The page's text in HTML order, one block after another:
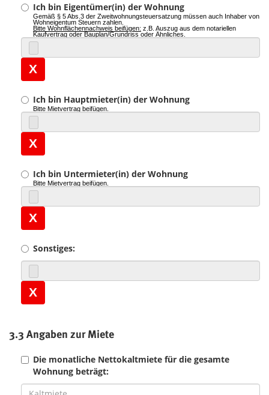
Ich bin Eigentümer(in) der Wohnung
Gemäß § 5 Abs.3 der Zweitwohnungsteuersatzung müssen auch Inhaber von
Wohneigentum Steuern zahlen.
Bitte Wohnflächennachweis beifügen: z.B. Auszug aus dem notariellen
KaufvertragoderBauplan/Grundrissoder Ähnliches.
X
Ich bin Hauptmieter(in) der Wohnung
Bitte Mietvertrag beifügen.
X
Ich bin Untermieter(in) der Wohnung
Bitte Mietvertrag beifügen.
X
Sonstiges:
X
3.3 Angaben zur Miete
Die monatliche Nettokaltmiete für die gesamte
Wohnung beträgt: